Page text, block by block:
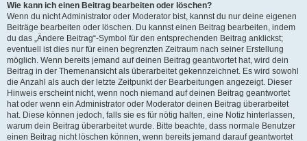
Wie kann ich einen Beitrag bearbeiten oder löschen?
Wenn du nicht Administrator oder Moderator bist, kannst du nur deine eigenen
Beiträge bearbeiten oder löschen. Du kannst einen Beitrag bearbeiten, indem
du das „Ändere Beitrag“-Symbol für den entsprechenden Beitrag anklickst;
eventuell ist dies nur für einen begrenzten Zeitraum nach seiner Erstellung
möglich. Wenn bereits jemand auf deinen Beitrag geantwortet hat, wird dein
Beitrag in der Themenansicht als überarbeitet gekennzeichnet. Es wird sowohl
die Anzahl als auch der letzte Zeitpunkt der Bearbeitungen angezeigt. Dieser
Hinweis erscheint nicht, wenn noch niemand auf deinen Beitrag geantwortet
hat oder wenn ein Administrator oder Moderator deinen Beitrag überarbeitet
hat. Diese können jedoch, falls sie es für nötig halten, eine Notiz hinterlassen,
warum dein Beitrag überarbeitet wurde. Bitte beachte, dass normale Benutzer
einen Beitrag nicht löschen können, wenn bereits jemand darauf geantwortet